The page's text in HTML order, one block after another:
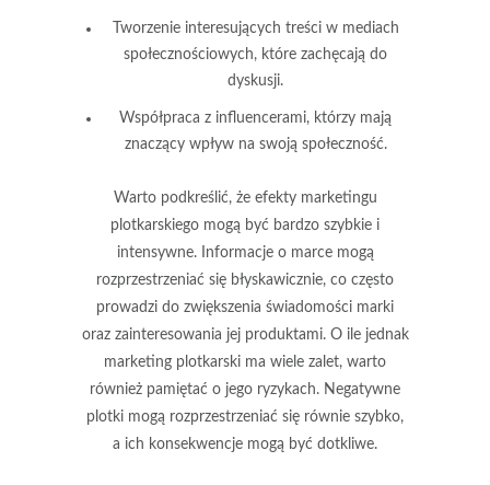
Tworzenie interesujących treści w mediach
społecznościowych, które zachęcają do
dyskusji.
Współpraca z influencerami, którzy mają
znaczący wpływ na swoją społeczność.
Warto podkreślić, że efekty marketingu
plotkarskiego mogą być bardzo szybkie i
intensywne. Informacje o marce mogą
rozprzestrzeniać się błyskawicznie, co często
prowadzi do zwiększenia świadomości marki
oraz zainteresowania jej produktami. O ile jednak
marketing plotkarski ma wiele zalet, warto
również pamiętać o jego ryzykach. Negatywne
plotki mogą rozprzestrzeniać się równie szybko,
a ich konsekwencje mogą być dotkliwe.